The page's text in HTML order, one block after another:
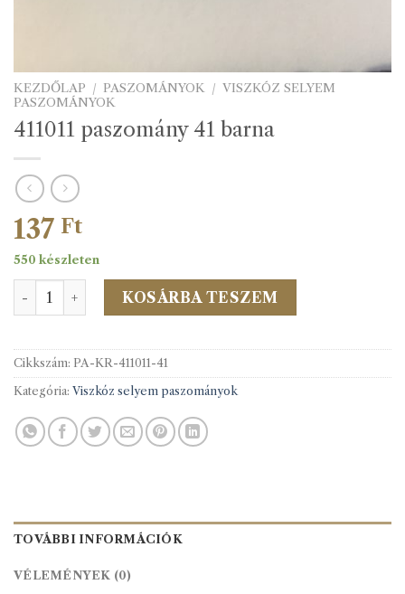
KEZDŐLAP / PASZOMÁNYOK / VISZKÓZ SELYEM
PASZOMÁNYOK
411011 paszomány 41 barna
137 Ft
550 készleten
411011 paszomány 41 barna mennyiség
KOSÁRBA TESZEM
Cikkszám: PA-KR-411011-41
Kategória: Viszkóz selyem paszományok
TOVÁBBI INFORMÁCIÓK
VÉLEMÉNYEK (0)